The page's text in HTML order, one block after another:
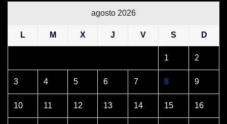
agosto 2026
L M X J V S D
1 2
3 4 5 6 7 8 9
10 11 12 13 14 15 16